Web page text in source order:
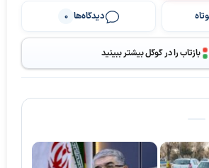
دیدگاه‌ها 0
بازتاب را در گوگل بیشتر ببینید